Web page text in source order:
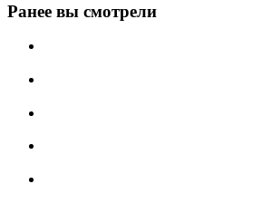
Ранее вы смотрели